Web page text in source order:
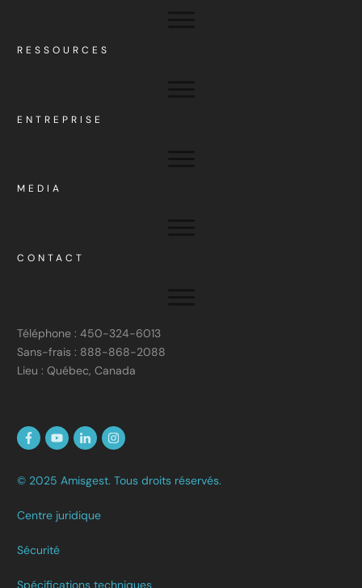
RESSOURCES
ENTREPRISE
MEDIA
CONTACT
Téléphone : 450-324-6013
Sans-frais : 888-868-2088
Lieu : Québec, Canada
© 2025 Amisgest. Tous droits réservés.
Centre juridique
Sécurité
Spécifications techniques